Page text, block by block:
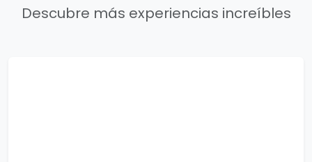
Descubre más experiencias increíbles